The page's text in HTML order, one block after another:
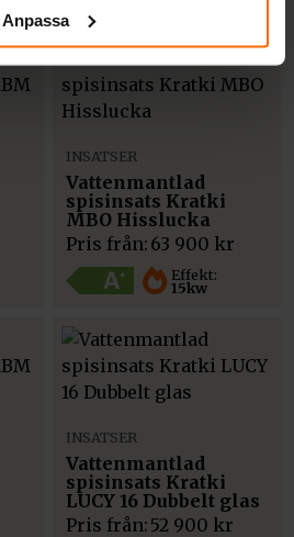
Anpassa
Effekt:
15kw
INSATSER
Vattenmantlad
spisinsats Kratki
MBO Hisslucka
Pris från: 63 900 kr
INSATSER
Vattenmantlad
spisinsats Kratki
LUCY 16 Dubbelt glas
Pris från: 52 900 kr